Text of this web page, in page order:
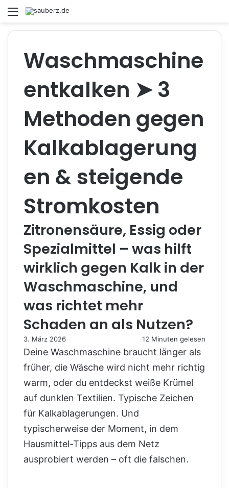
Menü
Waschmaschine
entkalken ➤ 3
Methoden gegen
Kalkablagerung
en & steigende
Stromkosten
Zitronensäure, Essig oder
Spezialmittel – was hilft
wirklich gegen Kalk in der
Waschmaschine, und
was richtet mehr
Schaden an als Nutzen?
3. März 2026 12 Minuten gelesen
Deine Waschmaschine braucht länger als
früher, die Wäsche wird nicht mehr richtig
warm, oder du entdeckst weiße Krümel
auf dunklen Textilien. Typische Zeichen
für Kalkablagerungen. Und
typischerweise der Moment, in dem
Hausmittel-Tipps aus dem Netz
ausprobiert werden – oft die falschen.